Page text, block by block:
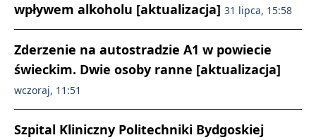
wpływem alkoholu [aktualizacja] 31 lipca, 15:58
Zderzenie na autostradzie A1 w powiecie
świeckim. Dwie osoby ranne [aktualizacja]
wczoraj, 11:51
Szpital Kliniczny Politechniki Bydgoskiej